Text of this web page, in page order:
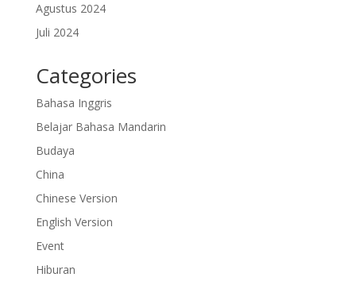
Agustus 2024
Juli 2024
Categories
Bahasa Inggris
Belajar Bahasa Mandarin
Budaya
China
Chinese Version
English Version
Event
Hiburan